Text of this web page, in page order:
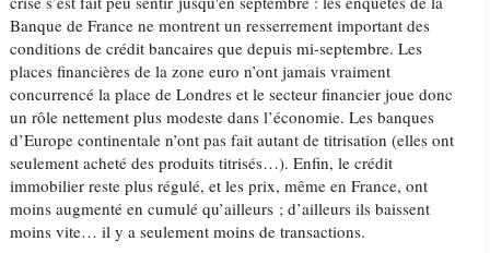
Banque de France ne montrent un resserrement important des
conditions de crédit bancaires que depuis mi-septembre. Les
places financières de la zone euro n’ont jamais vraiment
concurrencé la place de Londres et le secteur financier joue donc
un rôle nettement plus modeste dans l’économie. Les banques
d’Europe continentale n’ont pas fait autant de titrisation (elles ont
seulement acheté des produits titrisés…). Enfin, le crédit
immobilier reste plus régulé, et les prix, même en France, ont
moins augmenté en cumulé qu’ailleurs ; d’ailleurs ils baissent
moins vite… il y a seulement moins de transactions.